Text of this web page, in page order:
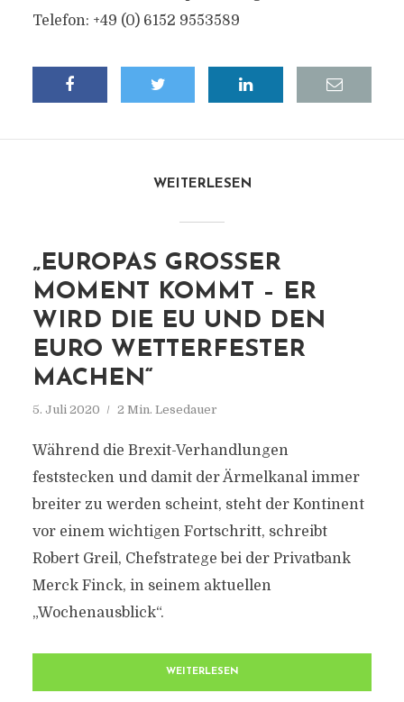
Telefon: +49 (0) 6152 9553589
WEITERLESEN
„EUROPAS GROSSER M
OMENT KOMMT – ER W
IRD DIE EU UND DEN E
URO WETTERFESTER M
ACHEN“
5. Juli 2020 2 Min. Lesedauer
Während die Brexit-Verhandlungen
feststecken und damit der Ärmelkanal immer
breiter zu werden scheint, steht der Kontinent
vor einem wichtigen Fortschritt, schreibt
Robert Greil, Chefstratege bei der Privatbank
Merck Finck, in seinem aktuellen
„Wochenausblick“.
WEITERLESEN